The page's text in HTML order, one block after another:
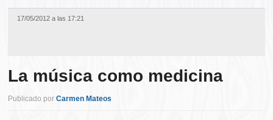
17/05/2012 a las 17:21
La música como medicina
Publicado porCarmen Mateos